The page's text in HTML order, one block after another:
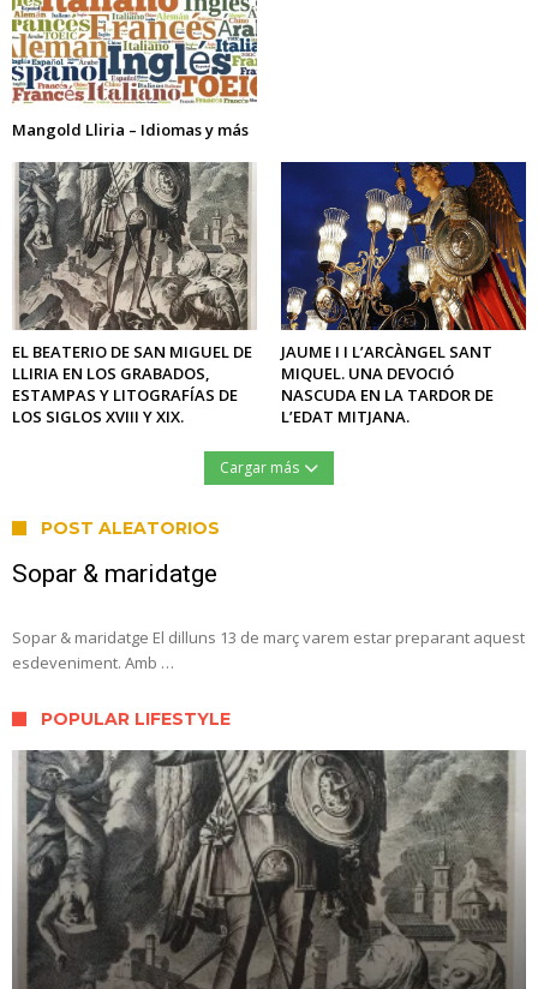
Mangold Lliria – Idiomas y más
EL BEATERIO DE SAN MIGUEL DE
LLIRIA EN LOS GRABADOS,
ESTAMPAS Y LITOGRAFÍAS DE
LOS SIGLOS XVIII Y XIX.
JAUME I I L’ARCÀNGEL SANT
MIQUEL. UNA DEVOCIÓ
NASCUDA EN LA TARDOR DE
L’EDAT MITJANA.
Cargar más
POST ALEATORIOS
Sopar & maridatge
Sopar & maridatge El dilluns 13 de març varem estar preparant aquest
esdeveniment. Amb …
POPULAR LIFESTYLE